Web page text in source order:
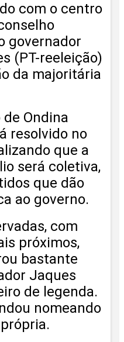
com o centro
governador
(PT-reeleição)
da majoritária
Ondina
resolvido no
que a
será coletiva,
que dão
ao governo.
com
próximos,
bastante
Jaques
de legenda.
nomeando